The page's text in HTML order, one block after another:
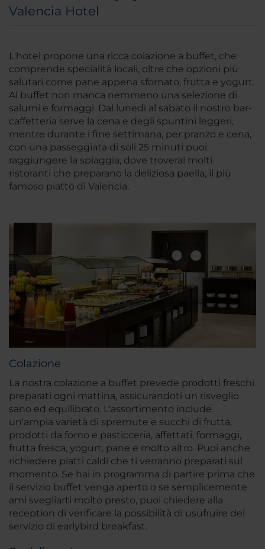
Valencia Hotel
L'hotel propone una ricca colazione a buffet, che
comprende specialità locali, oltre che opzioni più
salutari come pane appena sfornato, frutta e yogurt.
Al buffet non manca nemmeno una selezione di
salumi e formaggi. Dal lunedì al sabato il nostro bar-
caffetteria serve la cena e degli spuntini leggeri,
mentre durante i fine settimana, per pranzo e cena,
con una passeggiata di soli 25 minuti puoi
raggiungere la spiaggia, dove troverai molti
ristoranti che preparano la deliziosa paella, il più
famoso piatto di Valencia.
Colazione
La nostra colazione a buffet prevede prodotti freschi
preparati ogni mattina, assicurandoti un risveglio
sano ed equilibrato. L'assortimento include
un'ampia varietà di spremute e succhi di frutta,
prodotti da forno e pasticceria, affettati, formaggi,
frutta fresca, yogurt, pane e molto altro. Puoi anche
richiedere piatti caldi che ti verranno preparati sul
momento. Se hai in programma di partire prima che
il servizio buffet venga aperto o se semplicemente
ami svegliarti molto presto, puoi chiedere alla
reception di verificare la possibilità di usufruire del
servizio di earlybird breakfast.